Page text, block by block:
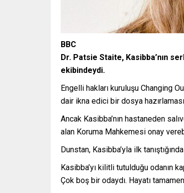
BBC
Dr. Patsie Staite, Kasibba’nın
ekibindeydi.
Engelli hakları kuruluşu Changing
dair ikna edici bir dosya
Ancak Kasibba’nın hastaneden
alan Koruma Mahkemesi onay
Dunstan, Kasibba’yla ilk
Kasibba’yı kilitli tutulduğu odanın
Çok boş bir odaydı. Hayatı